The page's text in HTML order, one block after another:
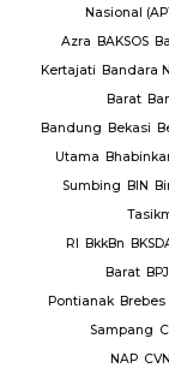
Nasional
Azra BAKSOS
Kertajati Bandara
Barat
Bandung Bekasi
Utama
Sumbing BIN
RI BkkBn
Barat
Pontianak Brebes
Sampang
NAP